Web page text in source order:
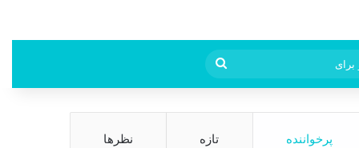
جستجو
برای
پرخواننده تازه نظرها